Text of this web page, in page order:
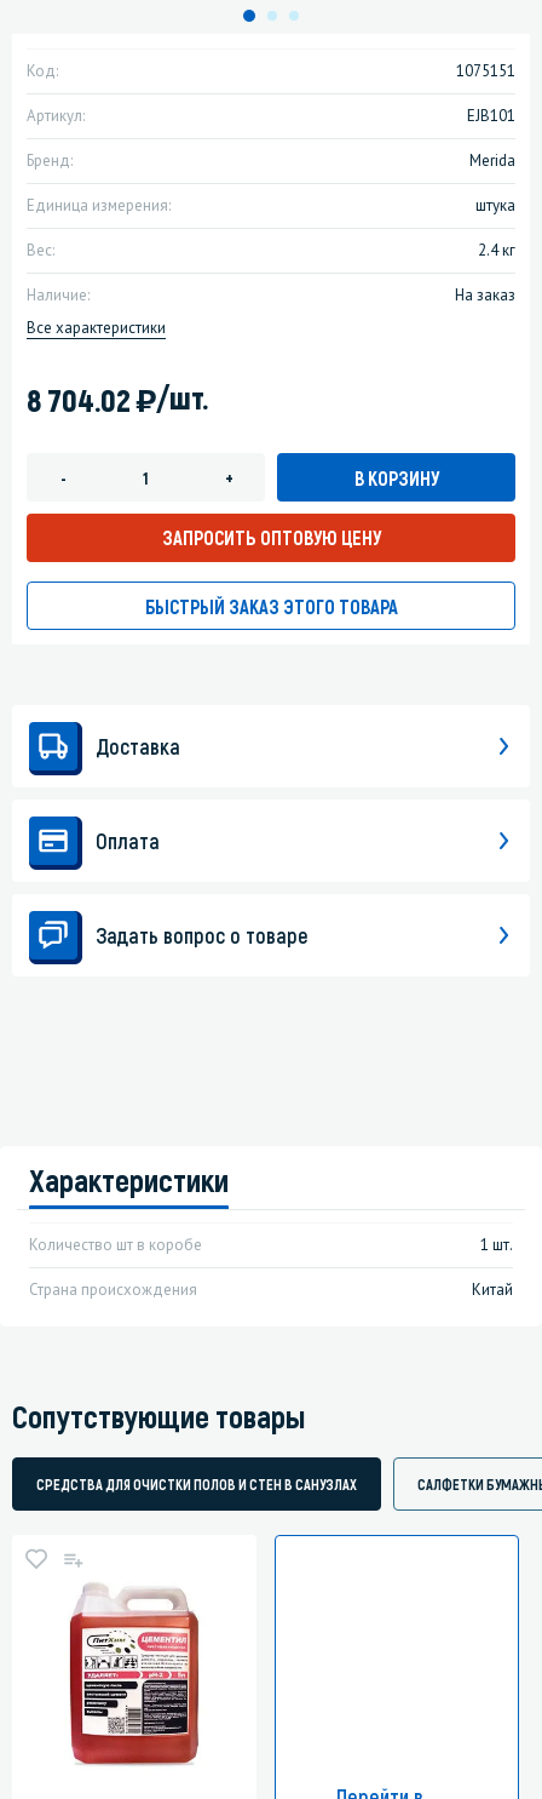
Код: 1075151
Артикул: EJB101
Бренд: Merida
Единица измерения: штука
Вес: 2.4 кг
Наличие:
На заказ
Все характеристики
8 704.02)/шт.
- + В КОРЗИНУ
ЗАПРОСИТЬ ОПТОВУЮ ЦЕНУ
БЫСТРЫЙ ЗАКАЗ ЭТОГО ТОВАРА
Доставка
Оплата
Задать вопрос о товаре
Характеристики
Количество шт в коробе 1 шт.
Страна происхождения Китай
Сопутствующие товары
СРЕДСТВА ДЛЯ ОЧИСТКИ ПОЛОВ И СТЕН В САНУЗЛАХ САЛФЕТКИ